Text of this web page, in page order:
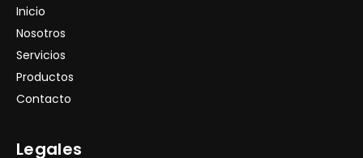
Inicio
Nosotros
Servicios
Productos
Contacto
Legales